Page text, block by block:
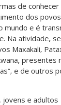
de conhecer
dos
mundo e é
Na atividade,
Maxakali,
presentes
e de outros
jovens e adultos